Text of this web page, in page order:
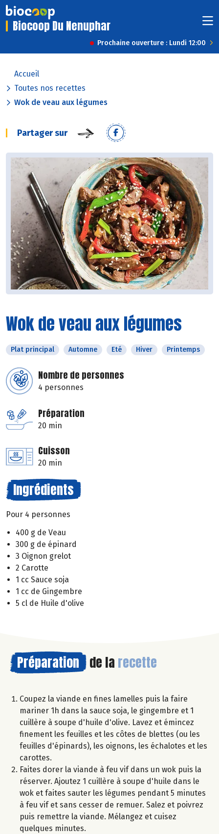
Biocoop Du Nenuphar
Prochaine ouverture : Lundi 12:00
Accueil
Toutes nos recettes
Wok de veau aux légumes
Partager sur
Wok de veau aux légumes
Plat principal Automne Eté Hiver Printemps
Nombre de personnes
4 personnes
Préparation
20 min
Cuisson
20 min
Ingrédients
Pour 4 personnes
400 g de Veau
300 g de épinard
3 Oignon grelot
2 Carotte
1 cc Sauce soja
1 cc de Gingembre
5 cl de Huile d'olive
Préparation de la recette
Coupez la viande en fines lamelles puis la faire
mariner 1h dans la sauce soja, le gingembre et 1
cuillère à soupe d'huile d'olive. Lavez et émincez
finement les feuilles et les côtes de blettes (ou les
feuilles d'épinards), les oignons, les échalotes et les
carottes.
Faites dorer la viande à feu vif dans un wok puis la
réserver. Ajoutez 1 cuillère à soupe d'huile dans le
wok et faites sauter les légumes pendant 5 minutes
à feu vif et sans cesser de remuer. Salez et poivrez
puis remettre la viande. Mélangez et cuisez
quelques minutes.